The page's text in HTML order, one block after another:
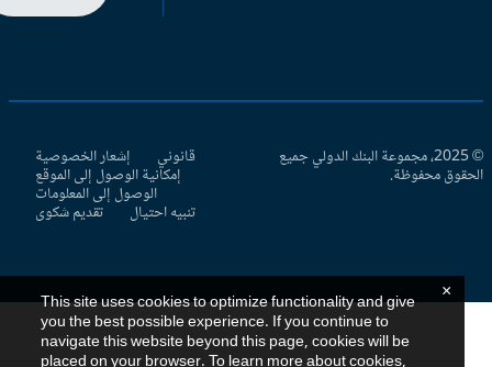
© 2025، مجموعة البنك الدولي جميع
محفوظة.
قانوني إشعار الخصوصية
إمكانية الوصول إلى الموقع
الوصول إلى المعلومات
تنبيه احتيال تقديم شكوى
This site uses cookies to optimize functionality and give
you the best possible experience. If you continue to
navigate this website beyond this page, cookies will be